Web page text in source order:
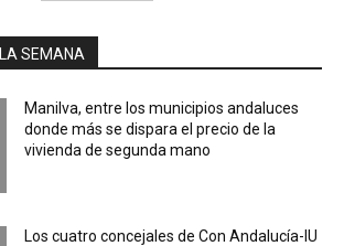
SEMANA
Manilva, entre los municipios andaluces
donde más se dispara el precio de la
vivienda de segunda mano
Los cuatro concejales de Con Andalucía-IU